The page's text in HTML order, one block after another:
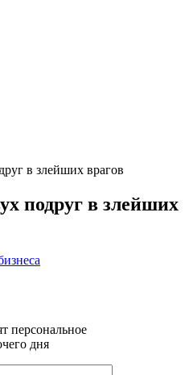
в злейших врагов
подруг в злейших
персональное
дня